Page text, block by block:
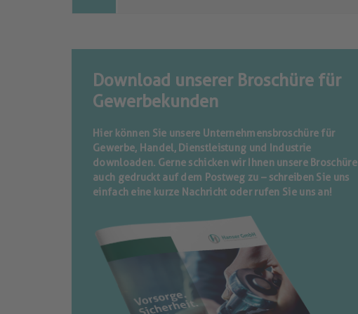
Download unserer Broschüre für
Gewerbekunden
Hier können Sie unsere Unternehmensbroschüre für
Gewerbe, Handel, Dienstleistung und Industrie
downloaden. Gerne schicken wir Ihnen unsere Broschüre
auch gedruckt auf dem Postweg zu – schreiben Sie uns
einfach eine kurze Nachricht oder rufen Sie uns an!